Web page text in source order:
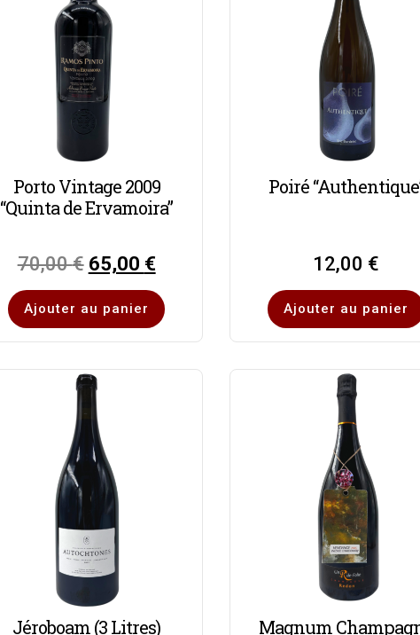
Porto Vintage 2009
“Quinta de Ervamoira”
70,00€ 65,00 €
Ajouter au panier
Poiré
12,00 €
Ajouter au panier
Jéroboam (3 Litres) Magnum